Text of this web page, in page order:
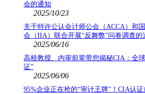
会的通知
2025/10/23
关于特许公认会计师公会（ACCA）和
会（IIA）联合开展“反舞弊”问卷调查的
2025/06/16
高校教授、内审前辈带您揭秘CIA：全
证”
2025/06/06
95%企业正在抢的“审计王牌”！CIA认